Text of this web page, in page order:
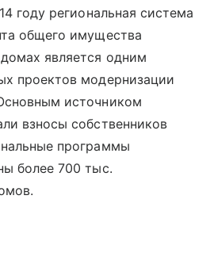
году региональная система
общего имущества
является одним
проектов модернизации
источником
взносы собственников
программы
более 700 тыс.